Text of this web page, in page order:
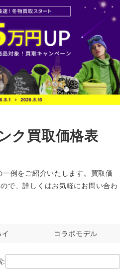
ク買取価格表
例をご紹介いたします。買取価
で、詳しくはお気軽にお問い合わ
コラボモデル
: